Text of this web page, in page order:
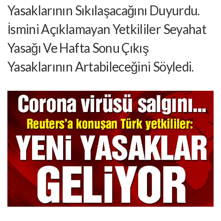
Yasaklarının Sıkılaşacağını Duyurdu.
İsmini Açıklamayan Yetkililer Seyahat
Yasağı Ve Hafta Sonu Çıkış
Yasaklarının Artabileceğini Söyledi.